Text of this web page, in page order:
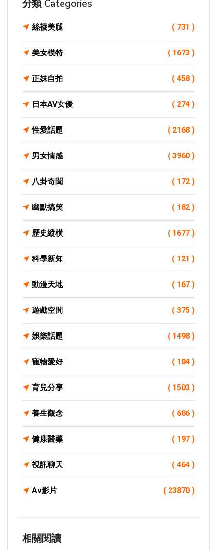
分類 Categories
絲襪美腿 ( 731 )
美女模特 ( 1673 )
正妹自拍 ( 458 )
日本AV女優 ( 274 )
性愛話題 ( 2168 )
男女情感 ( 3960 )
八卦奇聞 ( 172 )
幽默搞笑 ( 182 )
歷史縱橫 ( 1677 )
科學新知 ( 121 )
動漫天地 ( 167 )
遊戲空間 ( 375 )
娛樂話題 ( 1498 )
寵物愛好 ( 184 )
育兒分享 ( 1503 )
養生觀念 ( 686 )
健康醫藥 ( 197 )
視訊聊天 ( 464 )
Av影片 ( 23870 )
相關閱讀